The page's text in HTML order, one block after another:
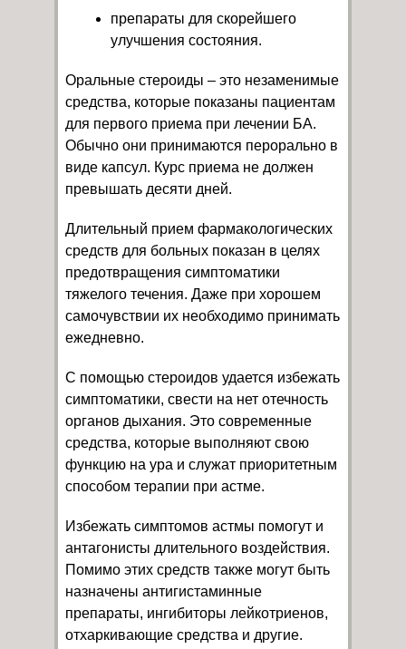
препараты для скорейшего
улучшения состояния.
Оральные стероиды – это незаменимые
средства, которые показаны пациентам
для первого приема при лечении БА.
Обычно они принимаются перорально в
виде капсул. Курс приема не должен
превышать десяти дней.
Длительный прием фармакологических
средств для больных показан в целях
предотвращения симптоматики
тяжелого течения. Даже при хорошем
самочувствии их необходимо принимать
ежедневно.
С помощью стероидов удается избежать
симптоматики, свести на нет отечность
органов дыхания. Это современные
средства, которые выполняют свою
функцию на ура и служат приоритетным
способом терапии при астме.
Избежать симптомов астмы помогут и
антагонисты длительного воздействия.
Помимо этих средств также могут быть
назначены антигистаминные
препараты, ингибиторы лейкотриенов,
отхаркивающие средства и другие.